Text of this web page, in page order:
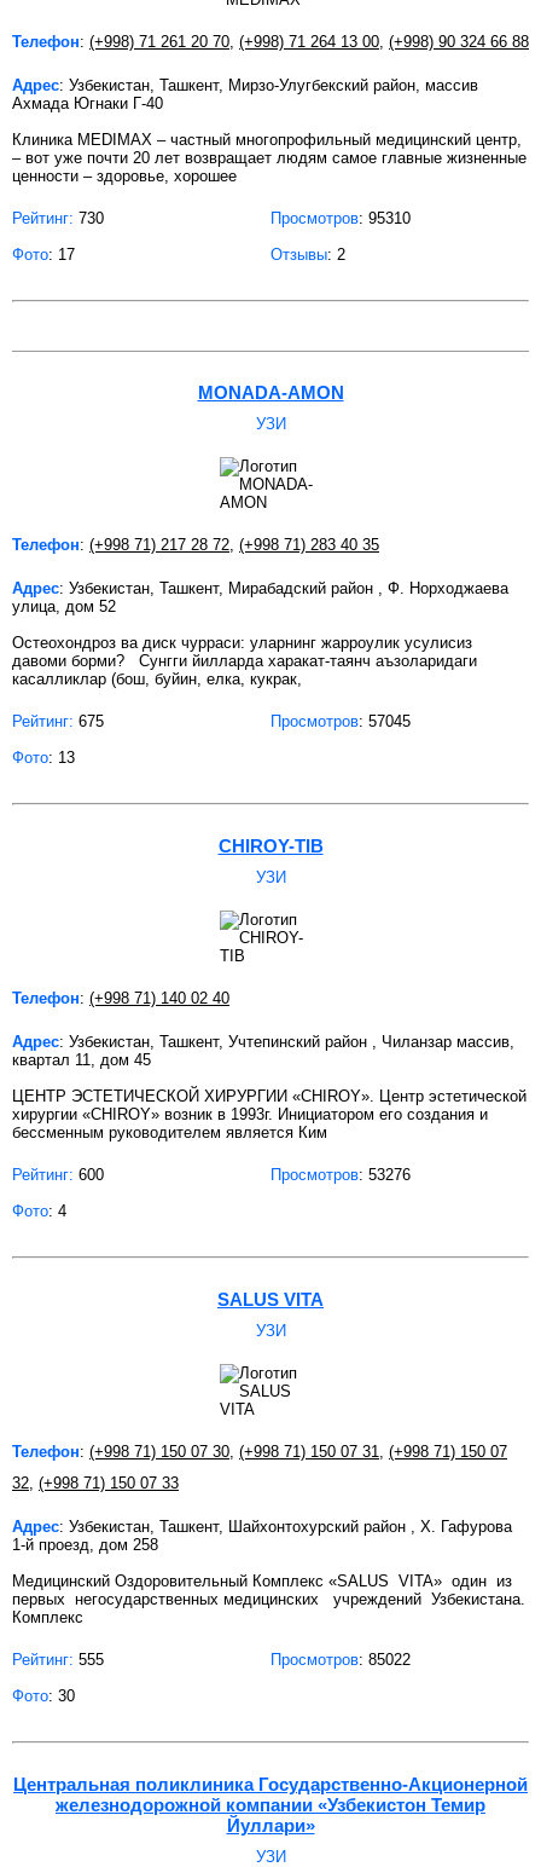
Телефон: (+998) 71 261 20 70 (+998) 71 264 13 00 (+998) 90 324 66 88
Адрес: Узбекистан, Ташкент, Мирзо-Улугбекский район, массив
Ахмада Югнаки Г-40
Клиника MEDIMAX – частный многопрофильный медицинский центр,
– вот уже почти 20 лет возвращает людям самое главные жизненные
ценности – здоровье, хорошее
Рейтинг: 730 Просмотров: 95310
Фото: 17 Отзывы: 2
MONADA-AMON
УЗИ
Телефон: (+998 71) 217 28 72 (+998 71) 283 40 35
Адрес: Узбекистан, Ташкент, Мирабадский район , Ф. Норходжаева
улица, дом 52
Остеохондроз ва диск чурраси: уларнинг жарроулик усулисиз
давоми борми? Сунгги йилларда харакат-таянч аъзоларидаги
касалликлар (бош, буйин, елка, кукрак,
Рейтинг: 675 Просмотров: 57045
Фото: 13
CHIROY-TIB
УЗИ
Телефон: (+998 71) 140 02 40
Адрес: Узбекистан, Ташкент, Учтепинский район , Чиланзар массив,
квартал 11, дом 45
ЦЕНТР ЭСТЕТИЧЕСКОЙ ХИРУРГИИ «CHIROY». Центр эстетической
хирургии «CHIROY» возник в 1993г. Инициатором его создания и
бессменным руководителем является Ким
Рейтинг: 600 Просмотров: 53276
Фото: 4
SALUS VITA
УЗИ
Телефон: (+998 71) 150 07 30 (+998 71) 150 07 31
(+998 71) 150 07
32 (+998 71) 150 07 33
Адрес: Узбекистан, Ташкент, Шайхонтохурский район , Х. Гафурова
1-й проезд, дом 258
Медицинский Оздоровительный Комплекс «SALUS VITA» один из
первых негосударственных медицинских учреждений Узбекистана.
Комплекс
Рейтинг: 555 Просмотров: 85022
Фото: 30
Центральная поликлиника Государственно-Акционерной
железнодорожной компании «Узбекистон Темир
Йуллари»
УЗИ